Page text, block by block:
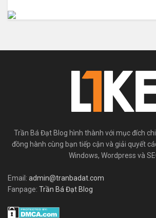
Trần Bá Đạt Blog hình thành với mục đích
đồng hành cùng bạn tiếp cận và giải quyết
Windows, Wordpress và
Email: admin@tranbadat.com
Fanpage: Trần Bá Đạt Blog